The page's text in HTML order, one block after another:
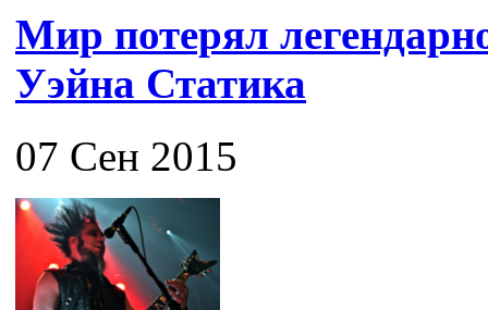
Мир потерял
Уэйна Статика
07 Сен 2015